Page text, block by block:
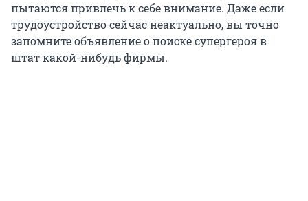
пытаются привлечь к себе внимание. Даже если
трудоустройство сейчас неактуально, вы точно
запомните объявление о поиске супергероя в
штат какой-нибудь фирмы.